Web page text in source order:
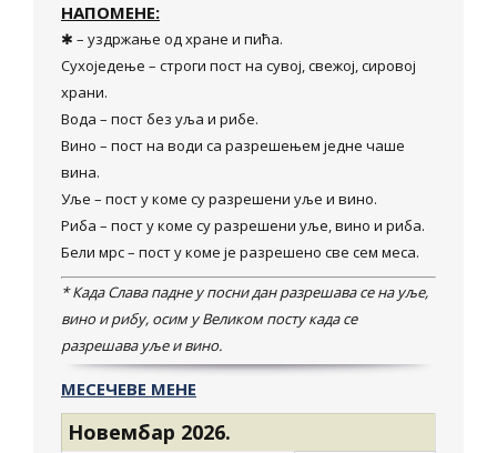
НАПОМЕНЕ:
✱ – уздржање од хране и пића.
Сухоједење – строги пост на сувој, свежој, сировој
храни.
Вода – пост без уља и рибе.
Вино – пост на води са разрешењем једне чаше
вина.
Уље – пост у коме су разрешени уље и вино.
Риба – пост у коме су разрешени уље, вино и риба.
Бели мрс – пост у коме је разрешено све сем меса.
* Када Слава падне у посни дан разрешава се на уље,
вино и рибу, осим у Великом посту када се
разрешава уље и вино.
МЕСЕЧЕВЕ МЕНЕ
Новембар 2026.